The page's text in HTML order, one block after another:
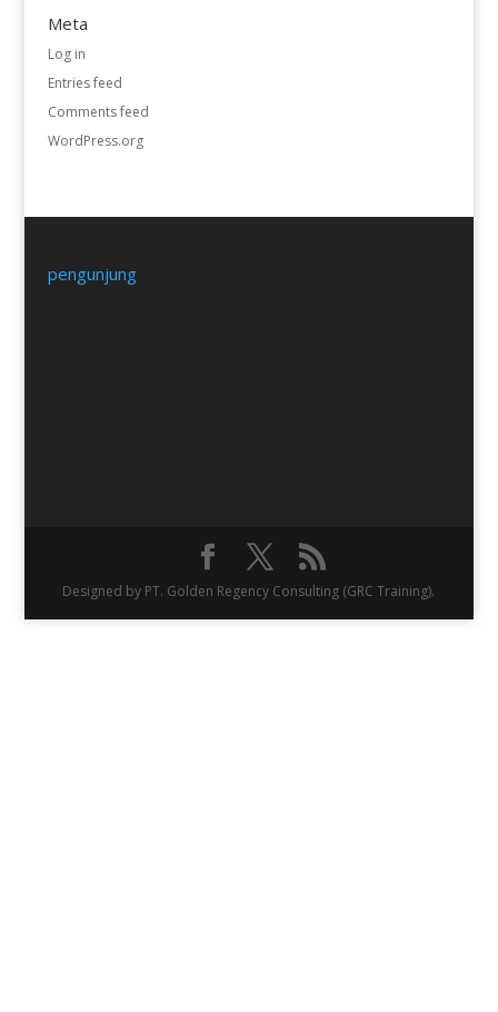
Meta
Log in
Entries feed
Comments feed
WordPress.org
pengunjung
Designed by PT. Golden Regency Consulting (GRC Training).